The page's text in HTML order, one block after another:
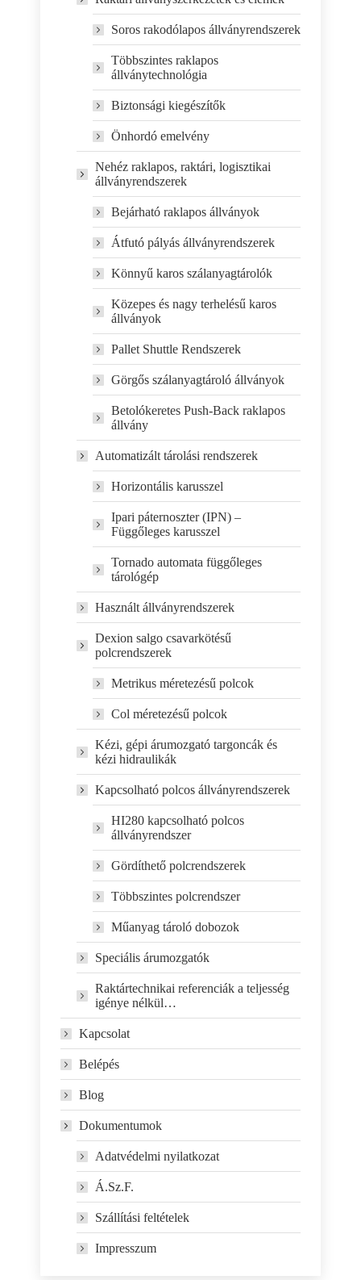
Soros rakodólapos állványrendszerek
Többszintes raklapos
állványtechnológia
Biztonsági kiegészítők
Önhordó emelvény
Nehéz raklapos, raktári, logisztikai
állványrendszerek
Bejárható raklapos állványok
Átfutó pályás állványrendszerek
Könnyű karos szálanyagtárolók
Közepes és nagy terhelésű karos
állványok
Pallet Shuttle Rendszerek
Görgős szálanyagtároló állványok
Betolókeretes Push-Back raklapos
állvány
Automatizált tárolási rendszerek
Horizontális karusszel
Ipari páternoszter (IPN) –
Függőleges karusszel
Tornado automata függőleges
tárológép
Használt állványrendszerek
Dexion salgo csavarkötésű
polcrendszerek
Metrikus méretezésű polcok
Col méretezésű polcok
Kézi, gépi árumozgató targoncák és
kézi hidraulikák
Kapcsolható polcos állványrendszerek
HI280 kapcsolható polcos
állványrendszer
Gördíthető polcrendszerek
Többszintes polcrendszer
Műanyag tároló dobozok
Speciális árumozgatók
Raktártechnikai referenciák a teljesség
igénye nélkül…
Kapcsolat
Belépés
Blog
Dokumentumok
Adatvédelmi nyilatkozat
Á.Sz.F.
Szállítási feltételek
Impresszum